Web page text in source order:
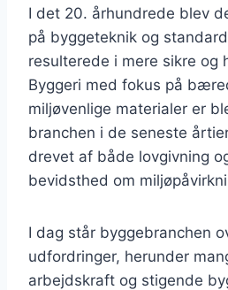
I det 20. århundrede blev
på byggeteknik og
resulterede i mere sikre og
Byggeri med fokus på
miljøvenlige materialer er
branchen i de seneste
drevet af både lovgivning
bevidsthed om
I dag står byggebranchen
udfordringer, herunder
arbejdskraft og stigende